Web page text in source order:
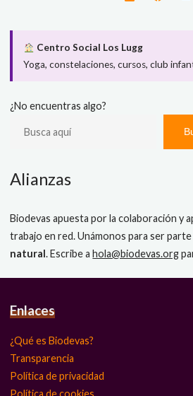
Centro Social Los Lugg
Yoga, constelaciones, cursos, club
¿No encuentras algo?
Alianzas
Biodevas apuesta por la colaboración y
trabajo en red. Unámonos para ser parte
natural. Escribe ahola@biodevas.org
Enlaces
¿Qué es Biodevas?
Transparencia
Política de privacidad
Política de cookies